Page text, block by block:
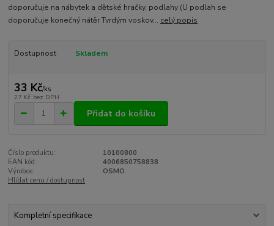
doporučuje na nábytek a dětské hračky, podlahy (U podlah se
doporučuje konečný nátěr Tvrdým voskov... celý popis
Dostupnost Skladem
33 Kč/ks
27 Kč bez DPH
Přidat do košíku
Číslo produktu:
10100800
EAN kód:
4006850758838
Výrobce:
OSMO
Hlídat cenu / dostupnost
Kompletní specifikace